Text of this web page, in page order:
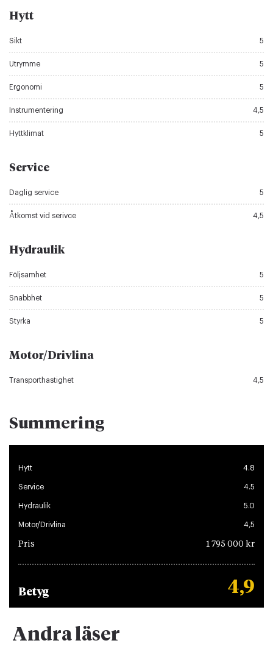
Hytt
Sikt 5
Utrymme 5
Ergonomi 5
Instrumentering 4,5
Hyttklimat 5
Service
Daglig service 5
Åtkomst vid serivce 4,5
Hydraulik
Följsamhet 5
Snabbhet 5
Styrka 5
Motor/Drivlina
Transporthastighet 4,5
Summering
Hytt 4.8
Service 4.5
Hydraulik 5.0
Motor/Drivlina 4,5
Pris 1 795 000 kr
Betyg 4,9
Andra läser